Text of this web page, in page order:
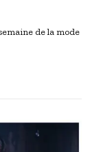
de la mode